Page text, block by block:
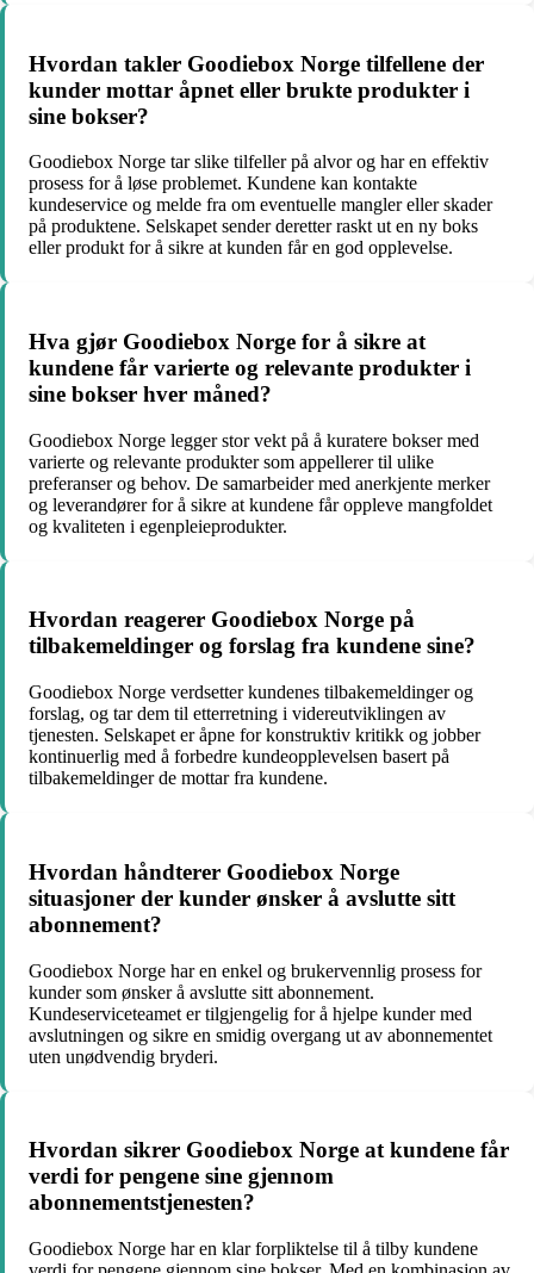
Hvordan takler Goodiebox Norge tilfellene der
kunder mottar åpnet eller brukte produkter i
sine bokser?
Goodiebox Norge tar slike tilfeller på alvor og har en effektiv
prosess for å løse problemet. Kundene kan kontakte
kundeservice og melde fra om eventuelle mangler eller skader
på produktene. Selskapet sender deretter raskt ut en ny boks
eller produkt for å sikre at kunden får en god opplevelse.
Hva gjør Goodiebox Norge for å sikre at
kundene får varierte og relevante produkter i
sine bokser hver måned?
Goodiebox Norge legger stor vekt på å kuratere bokser med
varierte og relevante produkter som appellerer til ulike
preferanser og behov. De samarbeider med anerkjente merker
og leverandører for å sikre at kundene får oppleve mangfoldet
og kvaliteten i egenpleieprodukter.
Hvordan reagerer Goodiebox Norge på
tilbakemeldinger og forslag fra kundene sine?
Goodiebox Norge verdsetter kundenes tilbakemeldinger og
forslag, og tar dem til etterretning i videreutviklingen av
tjenesten. Selskapet er åpne for konstruktiv kritikk og jobber
kontinuerlig med å forbedre kundeopplevelsen basert på
tilbakemeldinger de mottar fra kundene.
Hvordan håndterer Goodiebox Norge
situasjoner der kunder ønsker å avslutte sitt
abonnement?
Goodiebox Norge har en enkel og brukervennlig prosess for
kunder som ønsker å avslutte sitt abonnement.
Kundeserviceteamet er tilgjengelig for å hjelpe kunder med
avslutningen og sikre en smidig overgang ut av abonnementet
uten unødvendig bryderi.
Hvordan sikrer Goodiebox Norge at kundene får
verdi for pengene sine gjennom
abonnementstjenesten?
Goodiebox Norge har en klar forpliktelse til å tilby kundene